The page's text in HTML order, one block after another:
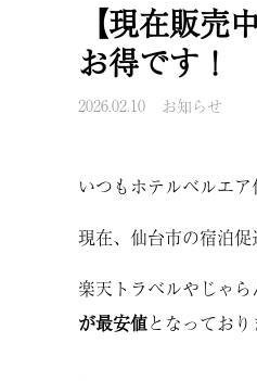
【現在販
お得です！
2026.02.10 お知らせ
いつもホテルベルエ
現在、仙台市の宿泊
楽天トラベルやじゃら
が最安値となっており